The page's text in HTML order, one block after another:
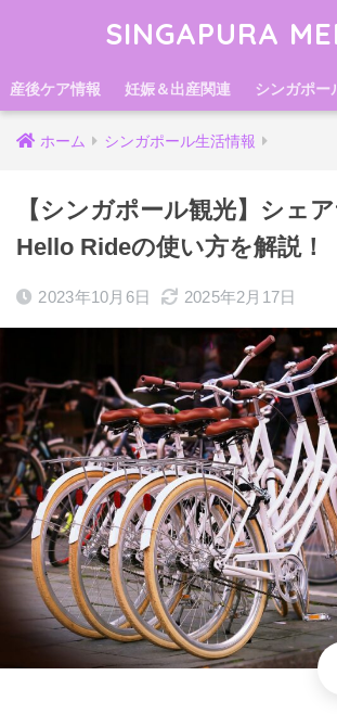
SINGAPURA
産後ケア情報 妊娠＆出産関連 シンガポー
ホーム シンガポール生活情報
【シンガポール観光】シェ
Hello Rideの使い方を解説！
2023年10月6日 2025年2月17日